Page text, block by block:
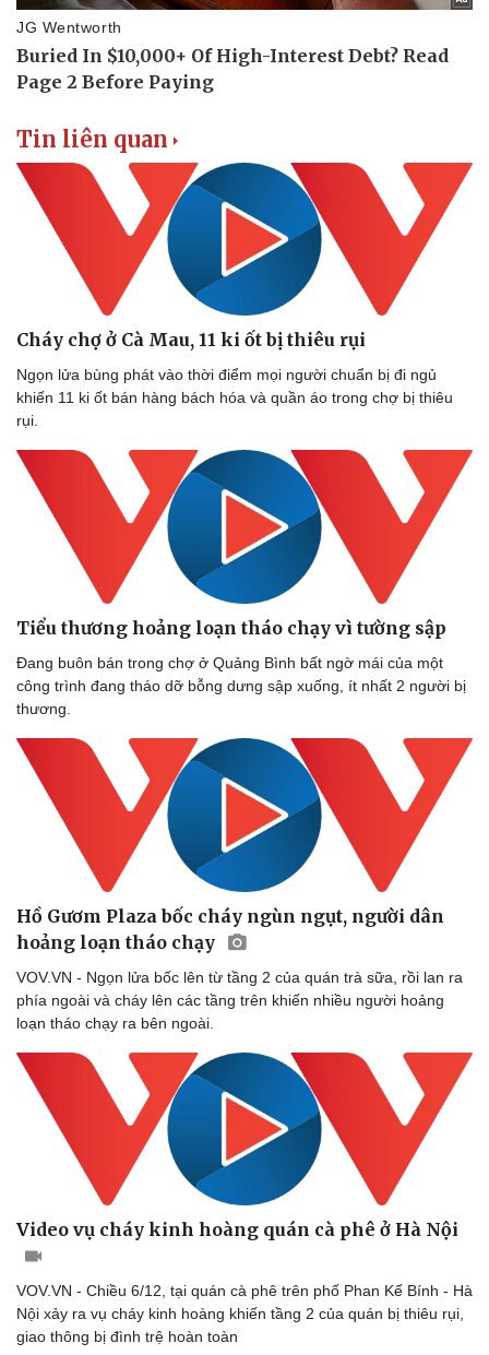
Doanh nghiệp
Thông tin doanh nghiệp
Doanh nhân
Vì cộng đồng
Chuyển đổi số
Tin liên quan
Cháy chợ ở Cà Mau, 11 ki ốt bị thiêu rụi
Ngọn lửa bùng phát vào thời điểm mọi người chuẩn bị đi ngủ
khiến 11 ki ốt bán hàng bách hóa và quần áo trong chợ bị thiêu
rụi.
Tiểu thương hoảng loạn tháo chạy vì tường sập
Đang buôn bán trong chợ ở Quảng Bình bất ngờ mái của một
công trình đang tháo dỡ bỗng dưng sập xuống, ít nhất 2 người bị
thương.
Hồ Gươm Plaza bốc cháy ngùn ngụt, người dân
hoảng loạn tháo chạy
VOV.VN - Ngọn lửa bốc lên từ tầng 2 của quán trà sữa, rồi lan ra
phía ngoài và cháy lên các tầng trên khiến nhiều người hoảng
loạn tháo chạy ra bên ngoài.
Video vụ cháy kinh hoàng quán cà phê ở Hà Nội
VOV.VN - Chiều 6/12, tại quán cà phê trên phố Phan Kế Bính - Hà
Nội xảy ra vụ cháy kinh hoàng khiến tầng 2 của quán bị thiêu rụi,
giao thông bị đình trệ hoàn toàn